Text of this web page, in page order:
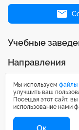
Учебные
Направления
Рейтинги
Публикации
Центр
Мы используем файлы
улучшить ваш
Посещая этот сайт,
использование нами